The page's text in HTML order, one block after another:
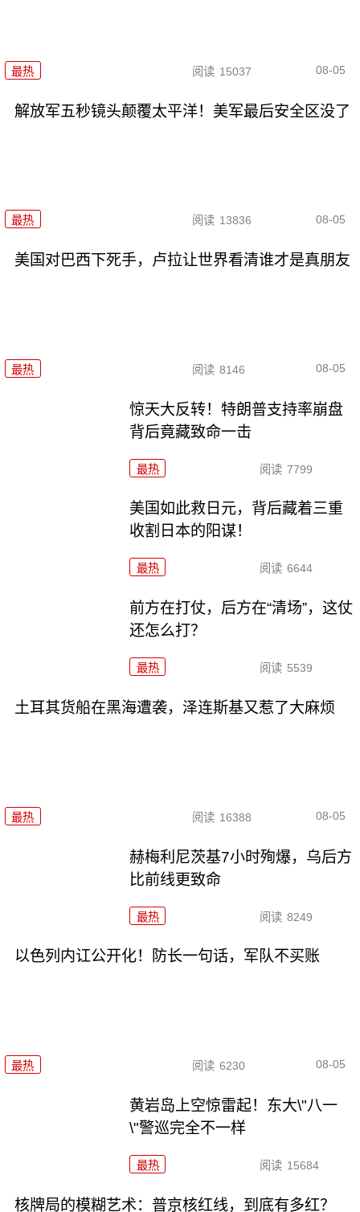
最热 阅读 15037 08-05
解放军五秒镜头颠覆太平洋！美军最后安全区没了
最热 阅读 13836 08-05
美国对巴西下死手，卢拉让世界看清谁才是真朋友
最热 阅读 8146 08-05
惊天大反转！特朗普支持率崩盘
背后竟藏致命一击
最热 阅读 7799
美国如此救日元，背后藏着三重
收割日本的阳谋！
最热 阅读 6644
前方在打仗，后方在“清场”，这仗
还怎么打？
最热 阅读 5539
土耳其货船在黑海遭袭，泽连斯基又惹了大麻烦
最热 阅读 16388 08-05
赫梅利尼茨基7小时殉爆，乌后方
比前线更致命
最热 阅读 8249
以色列内讧公开化！防长一句话，军队不买账
最热 阅读 6230 08-05
黄岩岛上空惊雷起！东大\"八一
\"警巡完全不一样
最热 阅读 15684
核牌局的模糊艺术：普京核红线，到底有多红？